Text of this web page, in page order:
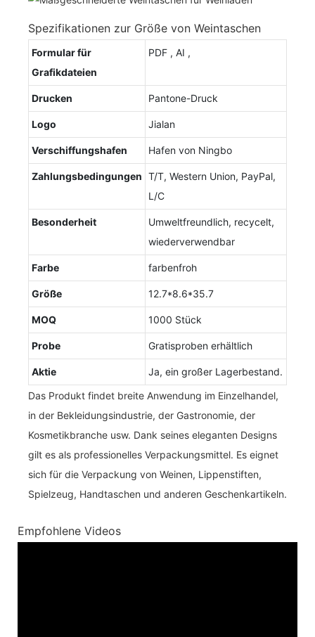
Spezifikationen zur Größe von Weintaschen
Formular für
Grafikdateien
PDF , AI ,
Drucken Pantone-Druck
Logo Jialan
Verschiffungshafen Hafen von Ningbo
Zahlungsbedingungen T/T, Western Union, PayPal,
L/C
Besonderheit
Umweltfreundlich, recycelt,
wiederverwendbar
Farbe farbenfroh
Größe 12.7*8.6*35.7
MOQ 1000 Stück
Probe Gratisproben erhältlich
Aktie
Ja, ein großer Lagerbestand.
Das Produkt findet breite Anwendung im Einzelhandel,
in der Bekleidungsindustrie, der Gastronomie, der
Kosmetikbranche usw. Dank seines eleganten Designs
gilt es als professionelles Verpackungsmittel. Es eignet
sich für die Verpackung von Weinen, Lippenstiften,
Spielzeug, Handtaschen und anderen Geschenkartikeln.
Empfohlene Videos